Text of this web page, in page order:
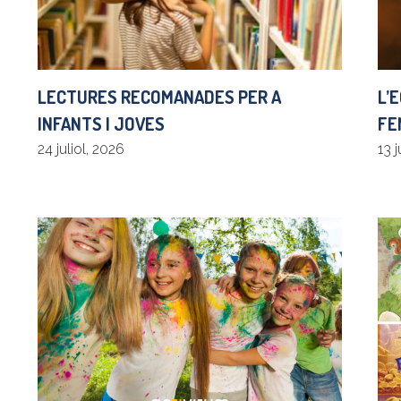
LECTURES RECOMANADES PER A
INFANTS I JOVES
24 juliol, 2026 13